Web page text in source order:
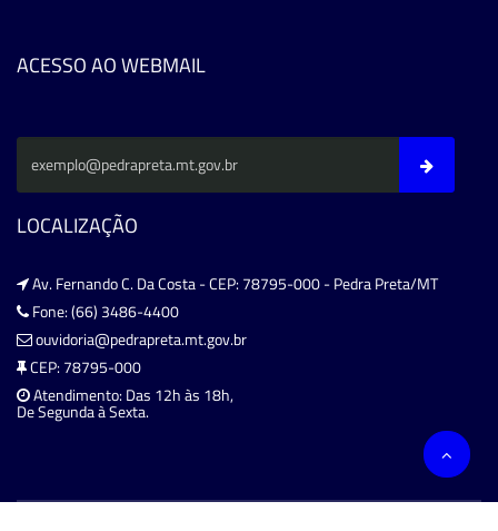
ACESSO AO WEBMAIL
LOCALIZAÇÃO
Av. Fernando C. Da Costa - CEP: 78795-000 - Pedra Preta/MT
Fone: (66) 3486-4400
ouvidoria@pedrapreta.mt.gov.br
CEP: 78795-000
Atendimento: Das 12h às 18h,
De Segunda à Sexta.